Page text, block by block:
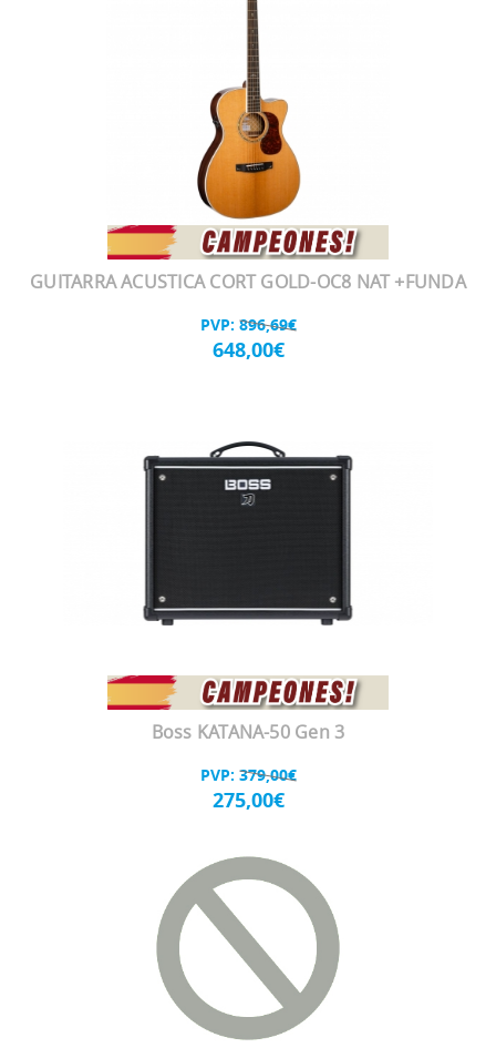
GUITARRA ACUSTICA CORT GOLD-OC8 NAT +FUNDA
PVP: 896,69€
648,00€
Boss KATANA-50 Gen 3
PVP: 379,00€
275,00€